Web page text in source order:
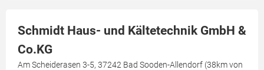
Schmidt Haus- und Kältetechnik GmbH &
Co.KG
Am Scheiderasen 3-5, 37242 Bad Sooden-Allendorf (38km von